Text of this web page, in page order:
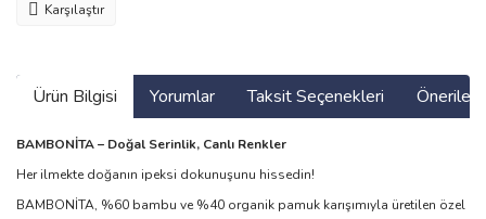
Karşılaştır
Ürün Bilgisi Yorumlar Taksit Seçenekleri
BAMBONİTA – Doğal Serinlik, Canlı Renkler
Her ilmekte doğanın ipeksi dokunuşunu hissedin!
BAMBONİTA, %60 bambu ve %40 organik pamuk karışımıyla üretilen özel